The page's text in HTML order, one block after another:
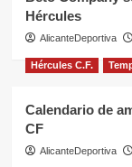
Hércules
AlicanteDeportiva
Hércules C.F.
Calendario de
CF
AlicanteDeportiva